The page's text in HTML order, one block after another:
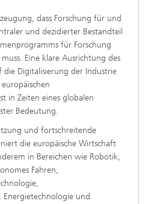
dass Forschung für und
und dezidierter Bestandteil
für Forschung
Eine klare Ausrichtung des
die Digitalisierung der Industrie
in Zeiten eines globalen
Bedeutung.
und fortschreitende
die europäische Wirtschaft
in Bereichen wie Robotik,
Fahren,
Energietechnologie und